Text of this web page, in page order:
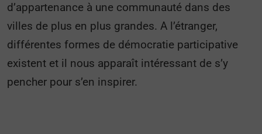
d’appartenance à une communauté dans des
villes de plus en plus grandes. A l’étranger,
différentes formes de démocratie participative
existent et il nous apparaît intéressant de s’y
pencher pour s’en inspirer.